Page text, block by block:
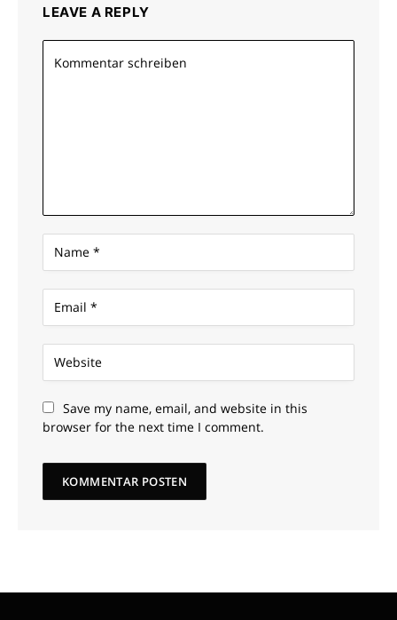
LEAVE A REPLY
Save my name, email, and website in this
browser for the next time I comment.